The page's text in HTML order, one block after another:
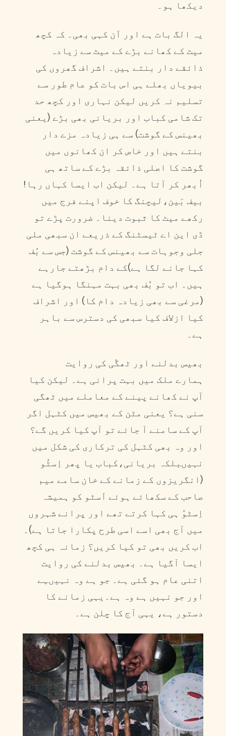
دیکھا ہو۔
یہ الگ بات ہے اور اَن کہی بھی۔ کہ کچھ
میٹ کے کھانے بڑے کے میٹ سے زیادہ
ذائقے دار بنتے ہیں۔ اشراف گھروں کی
بیویاں بھلے ہی اس بات کو عام طور سے
تسلیم نہ کریں لیکن نہاری اور کچھ حد
تک شامی کباب اور بریانی بھی بڑے (یعنی
بھینس کے گوشت) سے ہی زیادہ مزے دار
بنتے ہیں اور خاص کر ان کھانوں میں
گوشت کا اصلی ذائقہ بڑے کے ساتھ ہی
اُبھر کر آتا ہے۔ لیکن اب ایسا کہاں رہا!
بیف بَین،لیچنگ کا خوف اپنے فرج میں
رکھے میٹ کا ثبوت دینا۔ ضرورت پڑے تو
ڈی این اے ٹیسٹنگ کے ذریعے ان سبھی ملی
جلی وجوہات سے بھینس کے گوشت (جس سے بُف
کہا جانے لگا ہے)کے دام بڑھتے جارہے
ہیں۔ اب تو بُف بھی بہت مہنگا ہوگیا ہے
(مرغی سے بھی زیادہ دام کا) اور اشراف
کیا ازلاف کیا سبھی کی دسترس سے باہر
ہے۔
ہمارے ملک میں بہت پرانی ہے۔ لیکن کیا
آپ نے کھانے پینے کے معاملے میں ٹھگی
سنی ہے؟ یعنی مٹن کے بھیس میں کٹہل اگر
آپ کے سامنے آ جائے تو آپ کیا کریں گے؟
اور وہ بھی کٹہل کی ترکاری کی شکل میں
نہیںبلکہ بریانی،کباب یا پھر اِسٹُو
(انگریزوں کے زمانے کے خان سامے میم
صاحب کے سکھائے ہوئے اَسٹو کو ہمیشہ
اِسٹوُ ہی کہا کرتے تھے اور پرانے شہروں
میں آج بھی اسے اسی طرح پکارا جاتا ہے)۔
اب کریں بھی تو کیا کریں؟ زمانہ ہی کچھ
ایسا آگیا ہے۔ بھیس بدلنے کی روایت
اتنی عام ہو گئی ہے۔ جو ہے وہ نہیںہے
اور جو نہیں ہے وہ ہے۔یہی زمانے کا
دستور ہے، یہی آج کا چلن ہے۔